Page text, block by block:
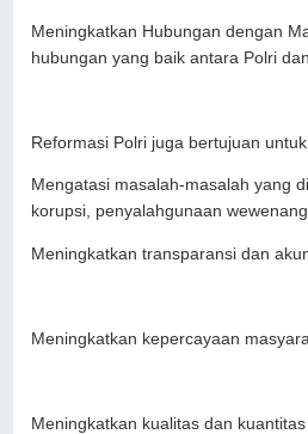
Meningkatkan Hubungan dengan
hubungan yang baik antara Polri
Reformasi Polri juga bertujuan
Mengatasi masalah-masalah yang
korupsi, penyalahgunaan
Meningkatkan transparansi dan
Meningkatkan kepercayaan
Meningkatkan kualitas dan